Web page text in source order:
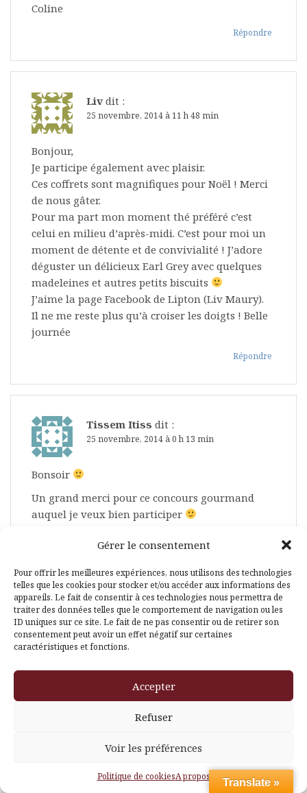
Gérer le consentement
Pour offrir les meilleures expériences, nous utilisons des technologies
telles que les cookies pour stocker et/ou accéder aux informations des
appareils. Le fait de consentir à ces technologies nous permettra de
traiter des données telles que le comportement de navigation ou les
ID uniques sur ce site. Le fait de ne pas consentir ou de retirer son
consentement peut avoir un effet négatif sur certaines
caractéristiques et fonctions.
Accepter
Refuser
Voir les préférences
Politique de cookiesA propos
Coline
Répondre
Liv dit :
25 novembre, 2014 à 11 h 48 min
Bonjour,
Je participe également avec plaisir.
Ces coffrets sont magnifiques pour Noël ! Merci
de nous gâter.
Pour ma part mon moment thé préféré c’est
celui en milieu d’après-midi. C’est pour moi un
moment de détente et de convivialité ! J’adore
déguster un délicieux Earl Grey avec quelques
madeleines et autres petits biscuits
J’aime la page Facebook de Lipton (Liv Maury).
Il ne me reste plus qu’à croiser les doigts ! Belle
journée
Répondre
Tissem Itiss dit :
25 novembre, 2014 à 0 h 13 min
Bonsoir
Un grand merci pour ce concours gourmand
auquel je veux bien participer
m’endormir; histoire de me réchauffer avant
Je suis fan sur FB ; Tissem Itiss
Encore merci beaucoup!!
Excellente semaine à vous!
Merci pour ce concours !
Translate »